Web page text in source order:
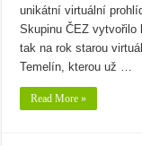
unikátní virtuální
Skupinu ČEZ vytvořilo
tak na rok starou
Temelín, kterou už …
Read More »